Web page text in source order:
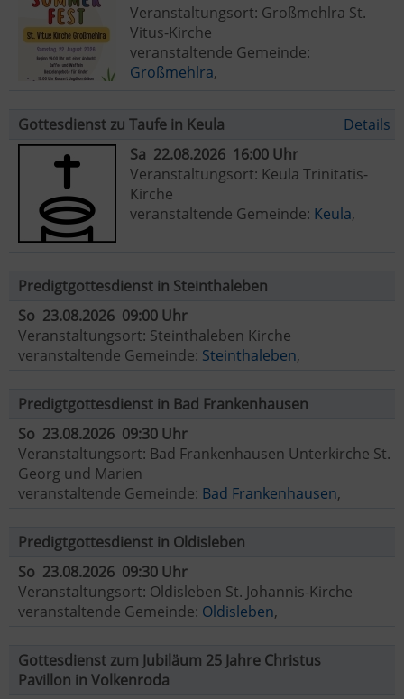
Veranstaltungsort: Großmehlra St.
Vitus-Kirche
veranstaltende Gemeinde:
Großmehlra,
Gottesdienst zu Taufe in Keula
Details
Sa 22.08.2026 16:00 Uhr
Veranstaltungsort: Keula Trinitatis-
Kirche
veranstaltende Gemeinde: Keula,
Predigtgottesdienst in Steinthaleben
So 23.08.2026 09:00 Uhr
Veranstaltungsort: Steinthaleben Kirche
veranstaltende Gemeinde: Steinthaleben,
Predigtgottesdienst in Bad Frankenhausen
So 23.08.2026 09:30 Uhr
Veranstaltungsort: Bad Frankenhausen Unterkirche St.
Georg und Marien
veranstaltende Gemeinde: Bad Frankenhausen,
Predigtgottesdienst in Oldisleben
So 23.08.2026 09:30 Uhr
Veranstaltungsort: Oldisleben St. Johannis-Kirche
veranstaltende Gemeinde: Oldisleben,
Gottesdienst zum Jubiläum 25 Jahre Christus
Pavillon in Volkenroda